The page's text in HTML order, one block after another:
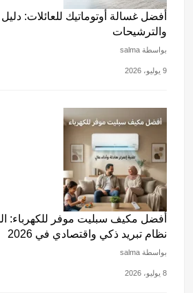
أفضل غسالة أوتوماتيك للعائلات:
والترشيحات
بواسطة salma
9 يوليو، 2026
أفضل مكيف سبليت موفر للكهرباء:
نظام تبريد ذكي واقتصادي في 2026
بواسطة salma
8 يوليو، 2026